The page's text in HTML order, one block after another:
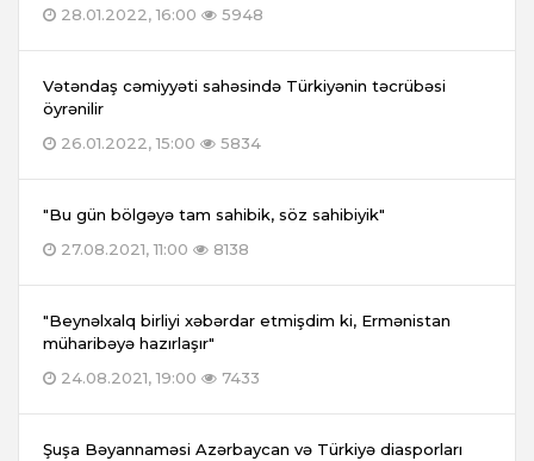
28.01.2022, 16:00
5948
Vətəndaş cəmiyyəti sahəsində Türkiyənin təcrübəsi
öyrənilir
26.01.2022, 15:00
5834
"Bu gün bölgəyə tam sahibik, söz sahibiyik"
27.08.2021, 11:00
8138
"Beynəlxalq birliyi xəbərdar etmişdim ki, Ermənistan
müharibəyə hazırlaşır"
24.08.2021, 19:00
7433
Şuşa Bəyannaməsi Azərbaycan və Türkiyə diasporları